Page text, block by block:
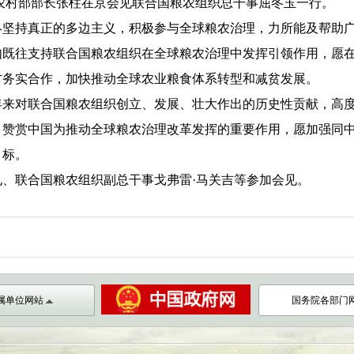
真正的多边主义，积极参与全球粮农治理，力所能及帮助
往支持联合国粮农组织在全球粮农治理中发挥引领作用，愿
实合作，加快推动全球农业粮食体系转型和减贫发展。
联合国粮农组织创立、发展、壮大作出的历史性贡献，高
赏中国为推动全球粮农治理改革发挥的重要作用，愿加强同
。
合国粮农组织副总干事戈弗雷·马关吉等参加会见。
单位网站 国务院各部门